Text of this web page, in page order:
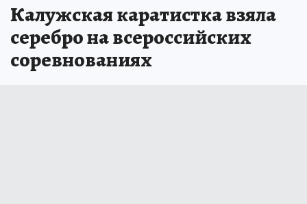
Калужская каратистка взяла
серебро на всероссийских
соревнованиях